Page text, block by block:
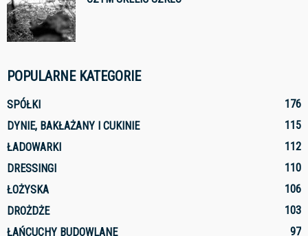
POPULARNE KATEGORIE
SPÓŁKI
176
DYNIE, BAKŁAŻANY I CUKINIE
115
ŁADOWARKI
112
DRESSINGI
110
ŁOŻYSKA
106
DROŻDŻE
103
ŁAŃCUCHY BUDOWLANE
97